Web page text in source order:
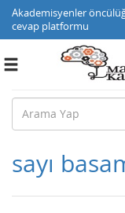
Akademisyenler
cevap platformu
Toggle
sayı